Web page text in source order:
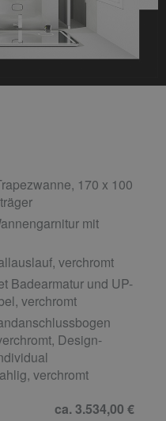
170 x 100
mit
verchromt
Badearmatur und UP-
verchromt
Design-
verchromt
ca. 3.534,00 €